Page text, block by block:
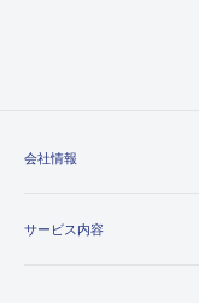
会社情報
会社概要
サービス内容